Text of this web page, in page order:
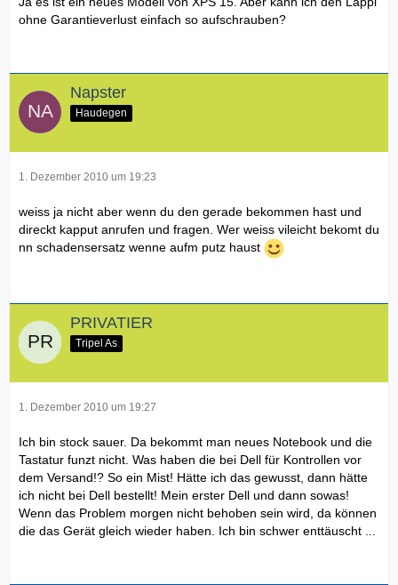
ohne Garantieverlust einfach so aufschrauben?
Napster
Haudegen
1. Dezember 2010 um 19:23
weiss ja nicht aber wenn du den gerade bekommen hast und
direckt kapput anrufen und fragen. Wer weiss vileicht bekomt du
nn schadensersatz wenne aufm putz haust
PRIVATIER
Tripel As
1. Dezember 2010 um 19:27
Ich bin stock sauer. Da bekommt man neues Notebook und die
Tastatur funzt nicht. Was haben die bei Dell für Kontrollen vor
dem Versand!? So ein Mist! Hätte ich das gewusst, dann hätte
ich nicht bei Dell bestellt! Mein erster Dell und dann sowas!
Wenn das Problem morgen nicht behoben sein wird, da können
die das Gerät gleich wieder haben. Ich bin schwer enttäuscht ...